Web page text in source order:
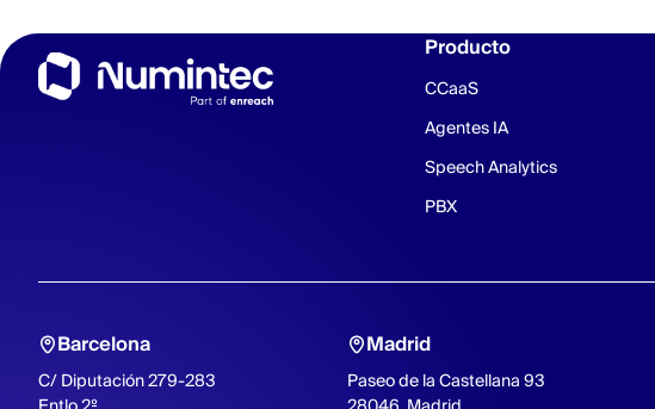
Producto
CCaaS
Agentes IA
Speech Analytics
PBX
Barcelona
C/ Diputación 279-283
Madrid
Paseo de la Castellana 93